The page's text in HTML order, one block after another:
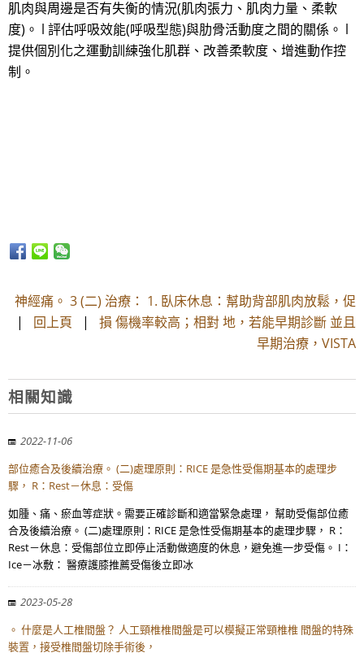
肌肉與周邊是否有失衡的情況(肌肉張力、肌肉力量、柔軟
度)。 l 評估呼吸效能(呼吸型態)與肋骨活動度之間的關係。 l
提供個別化之運動訓練強化肌群、改善柔軟度、增進動作控
制。
神經痛。 3 (二) 治療： 1. 臥床休息：幫助背部肌肉放鬆，促
| 回上頁 | 損 傷機率較高；相對 地，若能早期診斷 並且
早期治療，VISTA
相關知識
2022-11-06
部位癒合及後續治療。 (二)處理原則：RICE 是急性受傷期基本的處理步
驟， R：Rest－休息：受傷
如腫、痛、瘀血等症狀。需要正確診斷和適當緊急處理， 幫助受傷部位癒
合及後續治療。 (二)處理原則：RICE 是急性受傷期基本的處理步驟， R：
Rest－休息：受傷部位立即停止活動做適度的休息，避免進一步受傷。 I：
Ice－冰敷： 醫療護膝推薦受傷後立即冰
2023-05-28
。 什麼是人工椎間盤？ 人工頸椎椎間盤是可以模擬正常頸椎椎 間盤的特殊
裝置，接受椎間盤切除手術後，